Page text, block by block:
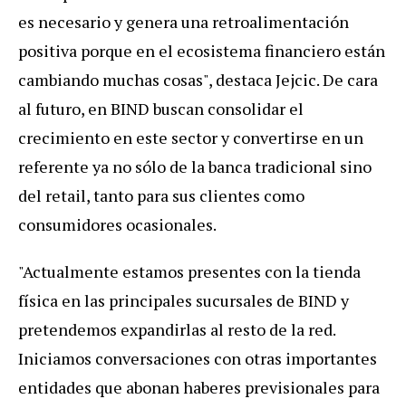
es necesario y genera una retroalimentación
positiva porque en el ecosistema financiero están
cambiando muchas cosas", destaca Jejcic. De cara
al futuro, en BIND buscan consolidar el
crecimiento en este sector y convertirse en un
referente ya no sólo de la banca tradicional sino
del retail, tanto para sus clientes como
consumidores ocasionales.
"Actualmente estamos presentes con la tienda
física en las principales sucursales de BIND y
pretendemos expandirlas al resto de la red.
Iniciamos conversaciones con otras importantes
entidades que abonan haberes previsionales para